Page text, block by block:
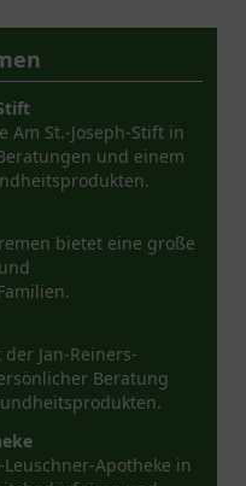
Am St.-Joseph-Stift in
und einem
bietet eine große
Jan-Reiners-
Beratung
Apotheke in